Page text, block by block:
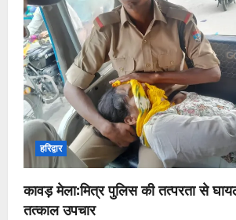
हरिद्वार
कावड़ मेला:मित्र पुलिस की तत्परता से
तत्काल उपचार